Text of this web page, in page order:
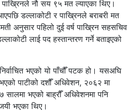
पाख्रिनले नौ सय ९५ मत ल्याएका थिए।
डल्लाकोटी र पाख्रिनले बराबरी मत
अनुसार पहिलो दुई वर्ष पाख्रिन सहसचिव
लाई पद हस्तान्तरण गर्ने बताइएको
भएको यो पाँचौँ पटक हो। यसअघि
पाटीको दशौँ अधिवेशन, २०६२ मा
भएको बाह्रौँ अधिवेशनमा पनि
भएका थिए।